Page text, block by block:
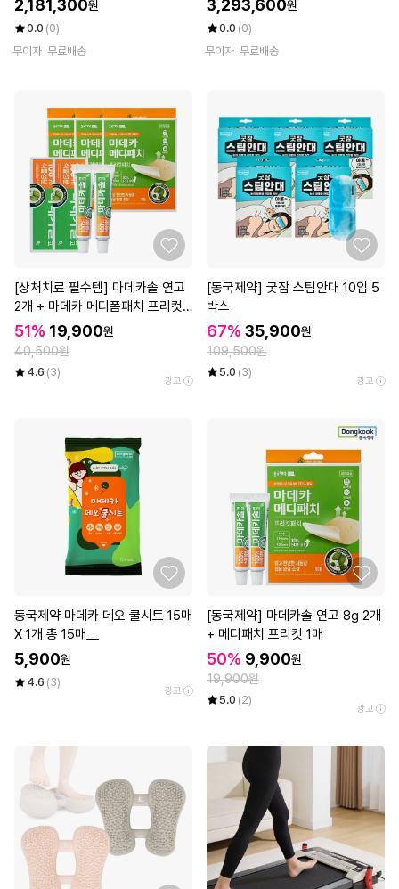
2,181,300원
0.0 (0)
무이자 무료배송
3,293,600원
0.0 (0)
무이자 무료배송
[상처치료 필수템] 마데카솔 연고
2개 + 마데카 메디폼패치 프리컷
2매*3개
51% 19,900원
40,500원
4.6 (3)
광고
[동국제약] 굿잠 스팀안대 10입 5
박스
67% 35,900원
109,500원
5.0 (3)
광고
동국제약 마데카 데오 쿨시트 15매
X 1개 총 15매__
5,900원
4.6 (3)
광고
[동국제약] 마데카솔 연고 8g 2개
+ 메디패치 프리컷 1매
50% 9,900원
19,900원
5.0 (2)
광고